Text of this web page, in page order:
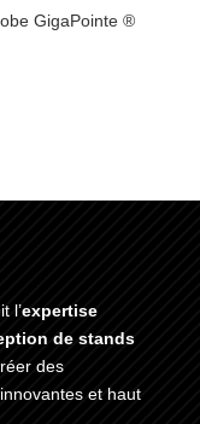
GigaPointe ®
l’expertise
de stands
des
et haut